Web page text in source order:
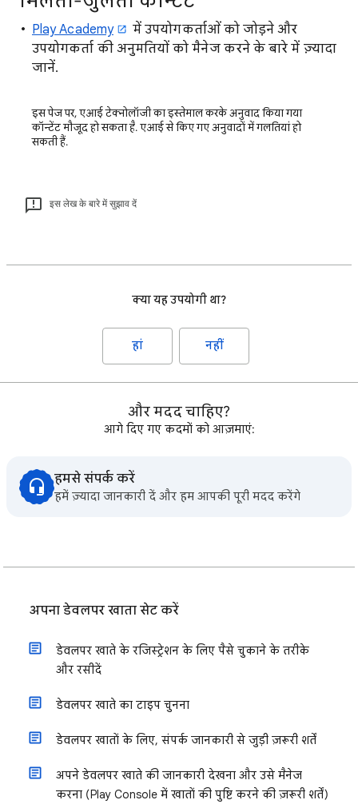
Play Academy
में उपयोगकर्ताओं को जोड़ने और
उपयोगकर्ता की अनुमतियों को मैनेज करने के बारे में ज़्यादा
जानें.
इस पेज पर, एआई टेक्नोलॉजी का इस्तेमाल करके अनुवाद किया गया
कॉन्टेंट मौजूद हो सकता है. एआई से किए गए अनुवादों में गलतियां हो
सकती हैं.
इस लेख के बारे में सुझाव दें
क्या यह उपयोगी था?
हां नहीं
और मदद चाहिए?
आगे दिए गए कदमों को आज़माएं:
हमसे संपर्क करें
हमें ज़्यादा जानकारी दें और हम आपकी पूरी मदद करेंगे
अपना डेवलपर खाता सेट करें
डेवलपर खाते के रजिस्ट्रेशन के लिए पैसे चुकाने के तरीके
और रसीदें
डेवलपर खाते का टाइप चुनना
डेवलपर खातों के लिए, संपर्क जानकारी से जुड़ी ज़रूरी शर्तें
अपने डेवलपर खाते की जानकारी देखना और उसे मैनेज
करना (Play Console में खातों की पुष्टि करने की ज़रूरी शर्तें)